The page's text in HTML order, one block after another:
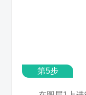
第5步